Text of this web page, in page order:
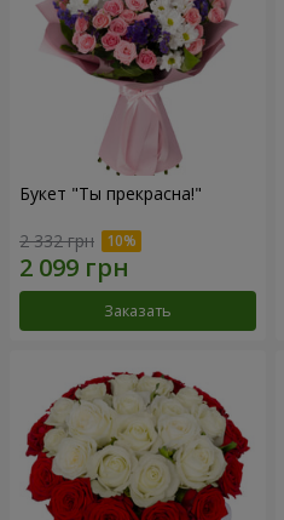
Букет "Ты прекрасна!"
2 332 грн
Заказать